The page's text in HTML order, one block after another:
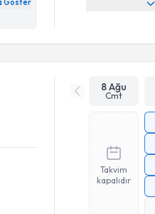
8 Ağu
Cmt
Takvim
kapalıdır